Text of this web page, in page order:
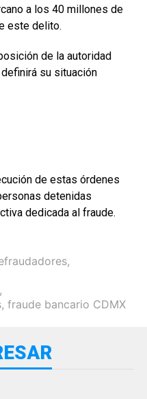
a los 40 millones de
este delito.
de la autoridad
su situación
de estas órdenes
detenidas
dedicada al fraude.
,
,
, fraude bancario CDMX